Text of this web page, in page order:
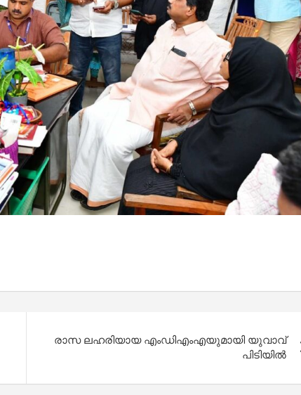
രാസ ലഹരിയായ എംഡിഎംഎയുമായി യുവാവ്
പിടിയിൽ